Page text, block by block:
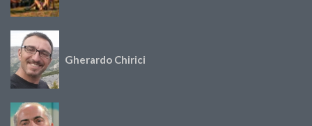
Gherardo Chirici